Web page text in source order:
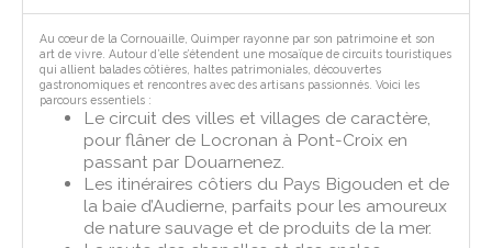
Au cœur de la Cornouaille, Quimper rayonne par son patrimoine et son
art de vivre. Autour d’elle s’étendent une mosaïque de circuits touristiques
qui allient balades côtières, haltes patrimoniales, découvertes
gastronomiques et rencontres avec des artisans passionnés. Voici les
parcours essentiels :
Le circuit des villes et villages de caractère,
pour flâner de Locronan à Pont-Croix en
passant par Douarnenez.
Les itinéraires côtiers du Pays Bigouden et de
la baie d’Audierne, parfaits pour les amoureux
de nature sauvage et de produits de la mer.